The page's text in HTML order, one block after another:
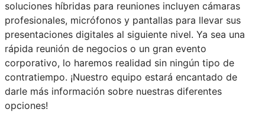
soluciones híbridas para reuniones incluyen cámaras
profesionales, micrófonos y pantallas para llevar sus
presentaciones digitales al siguiente nivel. Ya sea una
rápida reunión de negocios o un gran evento
corporativo, lo haremos realidad sin ningún tipo de
contratiempo. ¡Nuestro equipo estará encantado de
darle más información sobre nuestras diferentes
opciones!